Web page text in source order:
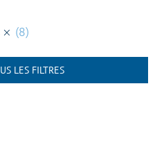
(8)
LES FILTRES